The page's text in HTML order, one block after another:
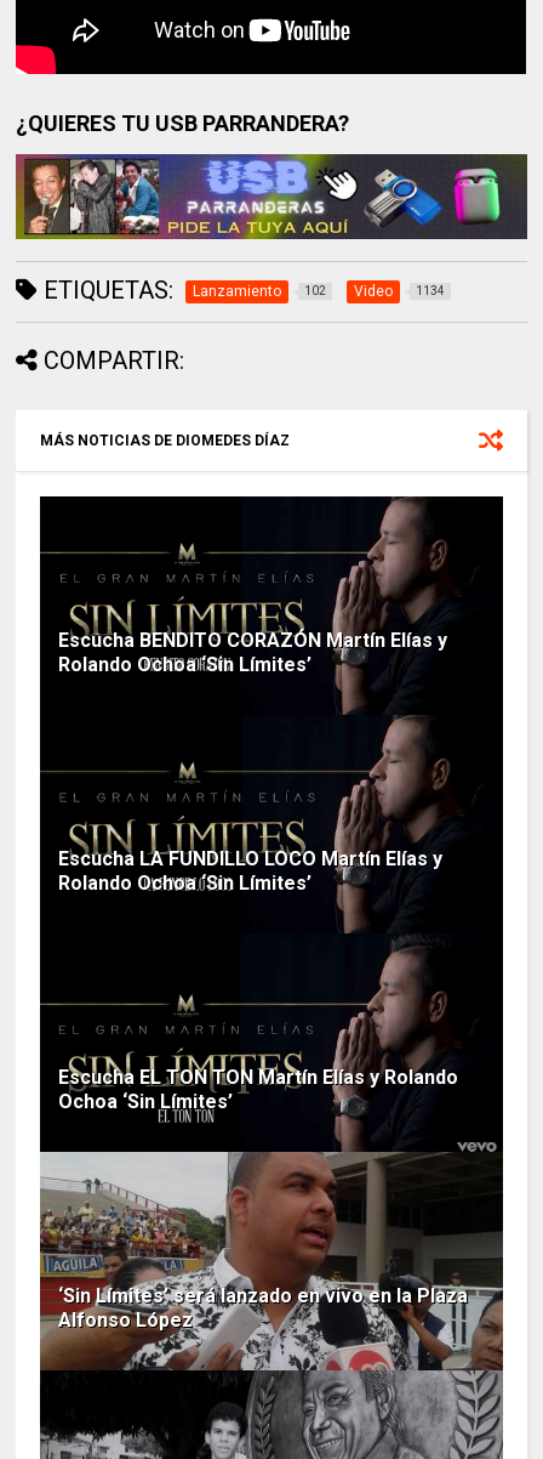
¿QUIERES TU USB PARRANDERA?
ETIQUETAS: Lanzamiento 102 Video 1134
COMPARTIR:
MÁS NOTICIAS DE DIOMEDES DÍAZ
Escucha BENDITO CORAZÓN Martín Elías y
Rolando Ochoa ‘Sin Límites’
Escucha LA FUNDILLO LOCO Martín Elías y
Rolando Ochoa ‘Sin Límites’
Escucha EL TON TON Martín Elías y Rolando
Ochoa ‘Sin Límites’
‘Sin Límites’ será lanzado en vivo en la Plaza
Alfonso López